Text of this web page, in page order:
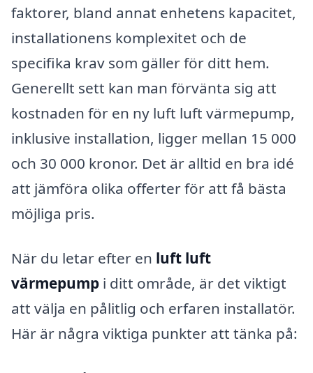
faktorer, bland annat enhetens kapacitet,
installationens komplexitet och de
specifika krav som gäller för ditt hem.
Generellt sett kan man förvänta sig att
kostnaden för en ny luft luft värmepump,
inklusive installation, ligger mellan 15 000
och 30 000 kronor. Det är alltid en bra idé
att jämföra olika offerter för att få bästa
möjliga pris.
När du letar efter en luft luft
värmepump i ditt område, är det viktigt
att välja en pålitlig och erfaren installatör.
Här är några viktiga punkter att tänka på: